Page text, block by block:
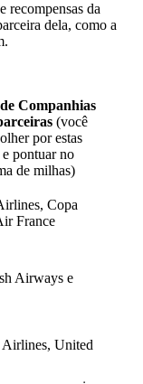
recompensas da
dela, como a
Companhias
(você
por estas
pontuar no
de milhas)
Copa
France
Airways e
United